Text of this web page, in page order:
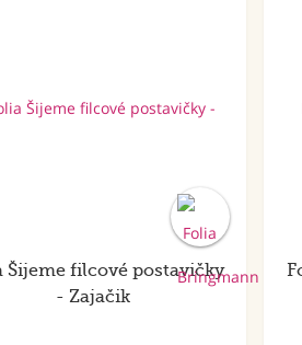
Šijeme filcové postavičky
- Zajačik